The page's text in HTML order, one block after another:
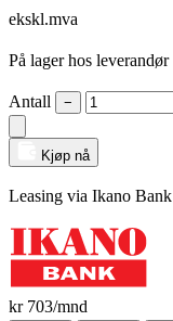
ekskl.mva
På lager hos leverandør
Antall −
Kjøp nå
Leasing via Ikano Bank
kr 703/mnd